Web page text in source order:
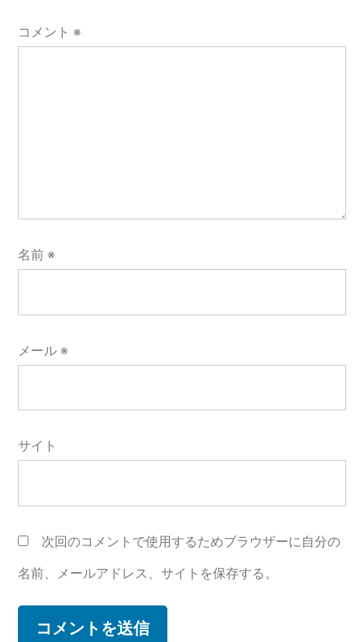
ンコメント ※
名前 ※
メール ※
サイト
次回のコメントで使用するためブラウザーに自分の
名前、メールアドレス、サイトを保存する。